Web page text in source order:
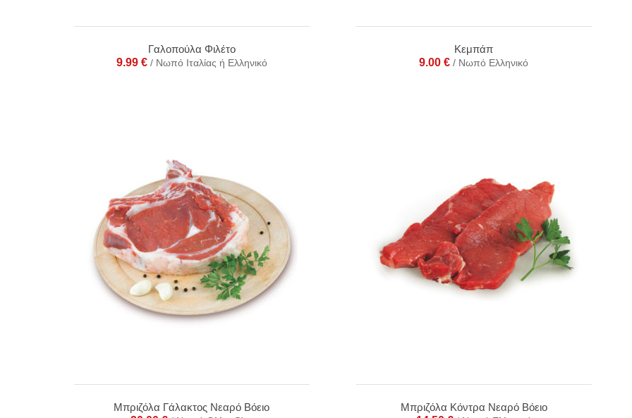
Γαλοπούλα Φιλέτο
9.99 € / Νωπό Ιταλίας ή Ελληνικό
Κεμπάπ
9.00€ / Νωπό Ελληνικό
Μπριζόλα Γάλακτος Νεαρό Βόειο
Μπριζόλα Κόντρα Νεαρό Βόειο